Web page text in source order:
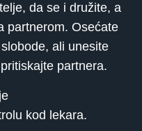
da se i družite, a
partnerom. Osećate
ali unesite
partnera.
kod lekara.